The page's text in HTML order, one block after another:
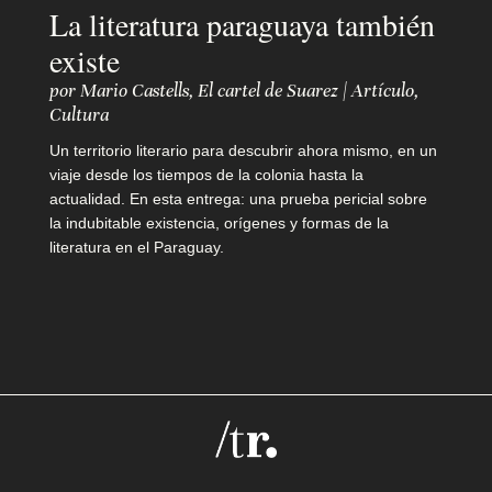
o
Q
u
i
é
s
La literatura paraguaya también
existe
porMario Castells, El cartel de Suarez|Artículo,
Cultura
Un territorio literario para descubrir ahora mismo, en un
viaje desde los tiempos de la colonia hasta la
actualidad. En esta entrega: una prueba pericial sobre
la indubitable existencia, orígenes y formas de la
literatura en el Paraguay.